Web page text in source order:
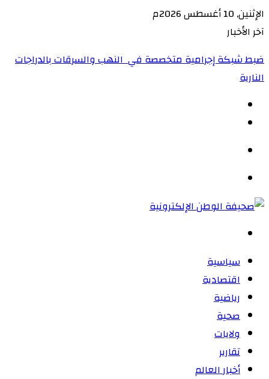
الإثنين, 10 أغسطس 2026م
آخر الأخبار
ضبط شبكة إجرامية متخصصة في النهب والسرقات بالدراجات
النارية‏
سياسية
اقتصادية
رياضية
صحية
ولايات
تقارير
أخبار العالم